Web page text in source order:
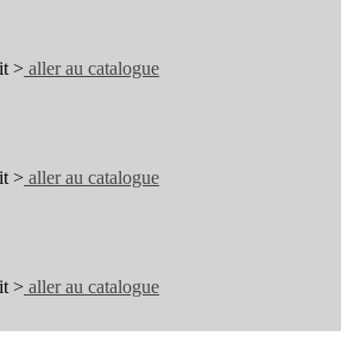
> aller au catalogue
> aller au catalogue
> aller au catalogue